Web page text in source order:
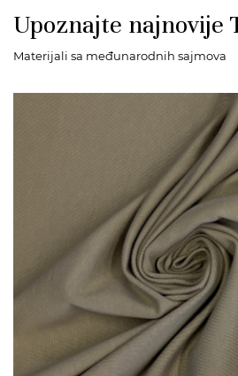
Upoznajte najnovije
Materijali sa međunarodnih sajmova